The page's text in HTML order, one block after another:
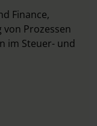
Finance,
Prozessen
im Steuer- und